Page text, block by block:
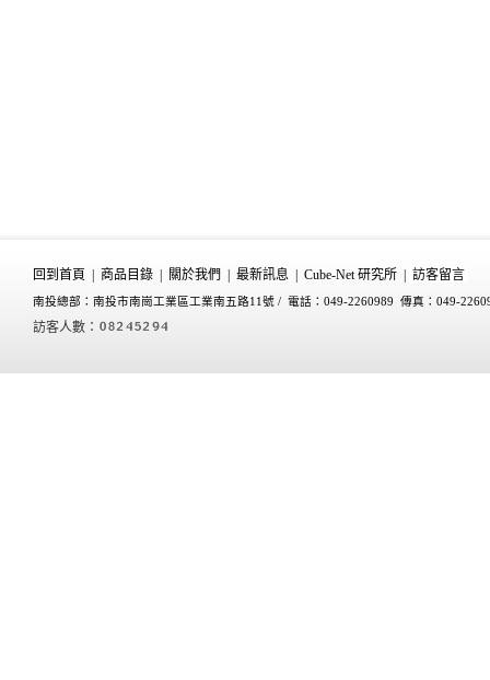
回到首頁 商品目錄 關於我們 最新訊息 Cube-Net 研究所 訪客留言
南投總部：南投市南崗工業區工業南五路11號 / 電話：049-2260989 傳真：049-
訪客人數：